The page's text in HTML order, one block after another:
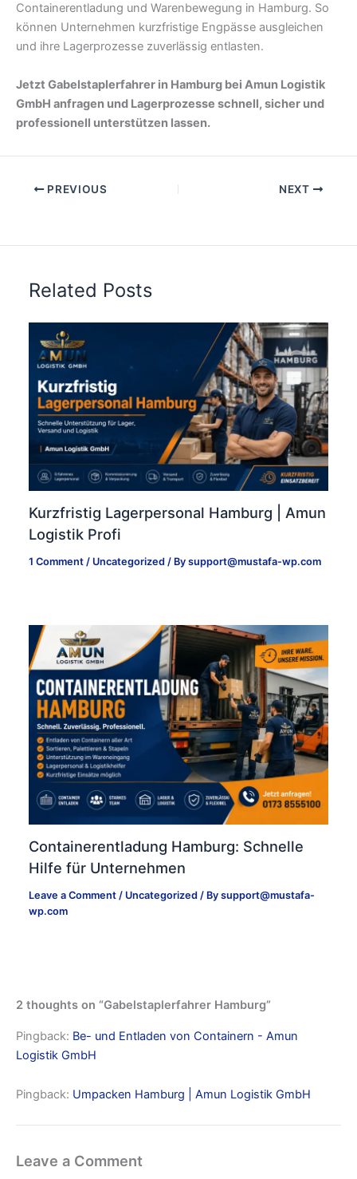
Containerentladung und Warenbewegung in Hamburg. So
können Unternehmen kurzfristige Engpässe ausgleichen
und ihre Lagerprozesse zuverlässig entlasten.
Jetzt Gabelstaplerfahrer in Hamburg bei Amun Logistik
GmbH anfragen und Lagerprozesse schnell, sicher und
professionell unterstützen lassen.
PREVIOUS NEXT
Related Posts
Kurzfristig Lagerpersonal Hamburg | Amun
Logistik Profi
1 Comment / Uncategorized / Bysupport@mustafa-wp.com
Containerentladung Hamburg: Schnelle
Hilfe für Unternehmen
Leave a Comment / Uncategorized / Bysupport@mustafa-
wp.com
2 thoughts on “Gabelstaplerfahrer Hamburg”
Pingback: Be- und Entladen von Containern - Amun
Logistik GmbH
Pingback: Umpacken Hamburg | Amun Logistik GmbH
Leave a Comment